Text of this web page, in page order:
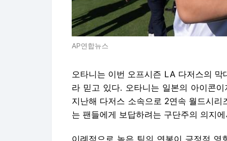
AP연합뉴스
오타니는 이번 오프시즌 LA 다저스의
라 믿고 있다. 오타니는 일본의 아이콘
지난해 다저스 소속으로 2연속 월드시
는 팬들에게 보답하려는 구단주의 의지
이례적으로 높은 팀의 연봉이 긍정적